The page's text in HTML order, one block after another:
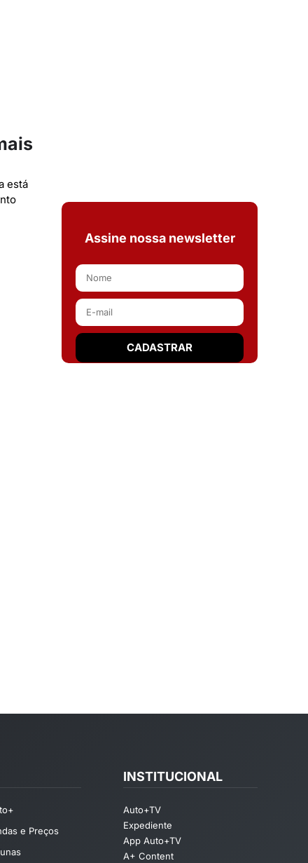
está
Assine nossa newsletter
e Preços
INSTITUCIONAL
Auto+TV
Expediente
App Auto+TV
A+ Content